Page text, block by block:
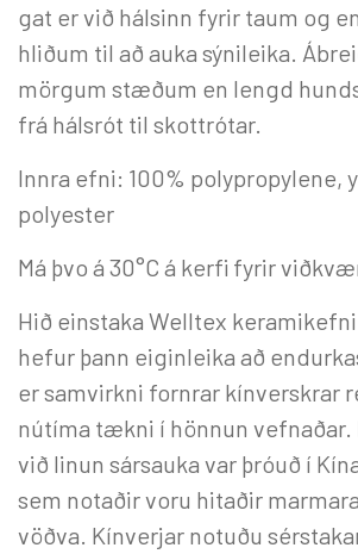
gat er við hálsinn fyrir taum og
hliðum til að auka sýnileika.
mörgum stæðum en lengd
frá hálsrót til skottrótar.
Innra efni: 100% polypropylene,
polyester
Má þvo á 30°C á kerfi fyrir
Hið einstaka Welltex
hefur þann eiginleika að
er samvirkni fornrar kínverskrar
nútíma tækni í hönnun vefnaðar.
við linun sársauka var þróuð í
sem notaðir voru hitaðir
vöðva. Kínverjar notuðu